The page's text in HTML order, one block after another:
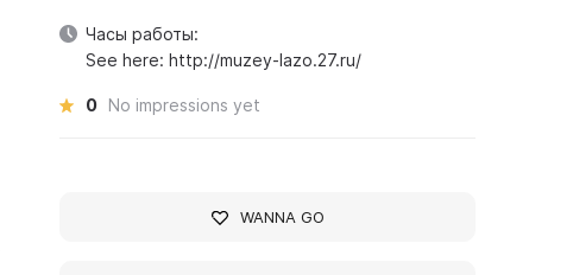
Часы работы:
See here: http://muzey-lazo.27.ru/
0 No impressions yet
WANNA GO